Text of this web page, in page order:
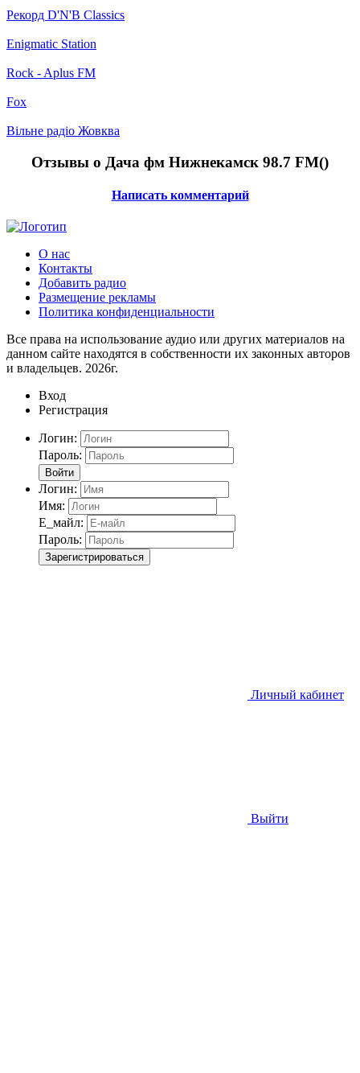
Рекорд D'N'B Classics
Enigmatic Station
Rock - Aplus FM
Fox
Вільне радіо Жовква
Отзывы о Дача фм Нижнекамск 98.7 FM()
Написать комментарий
О нас
Контакты
Добавить радио
Размещение рекламы
Политика конфиденциальности
Все права на использование аудио или других материалов на
данном сайте находятся в собственности их законных авторов
и владельцев. 2026г.
Вход
Регистрация
Логин:
Пароль:
Войти
Логин:
Имя:
Е_майл:
Пароль:
Зарегистрироваться
Личный кабинет
Выйти